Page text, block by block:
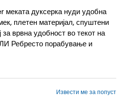
дуксерка нуди удобна
плетен материјал, спуштени
врвна удобност во текот на
Ребресто порабување и
Извести ме за попуст